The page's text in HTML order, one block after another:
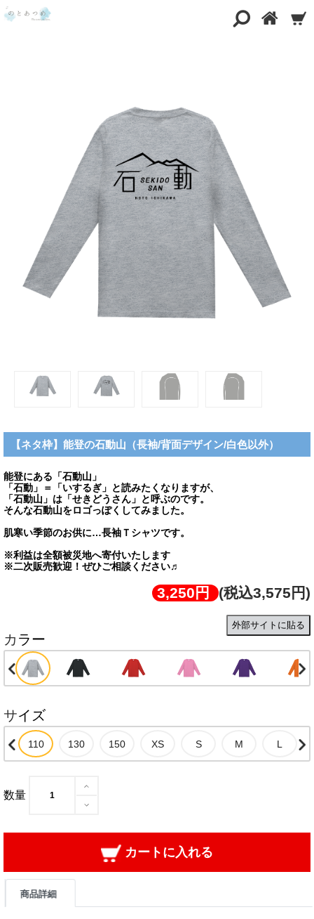
【ネタ枠】能登の石動山（長袖/背面デザイン/白色以外）
能登にある「石動山」
「石動」＝「いするぎ」と読みたくなりますが、
「石動山」は「せきどうさん」と呼ぶのです。
そんな石動山をロゴっぽくしてみました。
肌寒い季節のお供に…長袖Ｔシャツです。
※利益は全額被災地へ寄付いたします
※二次販売歓迎！ぜひご相談ください♬
3,250円 (税込3,575円)
外部サイトに貼る
カラー
サイズ
数量
カートに入れる
商品詳細